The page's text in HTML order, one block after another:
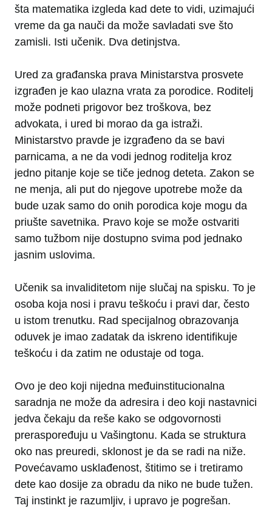
šta matematika izgleda kad dete to vidi, uzimajući
vreme da ga nauči da može savladati sve što
zamisli. Isti učenik. Dva detinjstva.
Ured za građanska prava Ministarstva prosvete
izgrađen je kao ulazna vrata za porodice. Roditelj
može podneti prigovor bez troškova, bez
advokata, i ured bi morao da ga istraži.
Ministarstvo pravde je izgrađeno da se bavi
parnicama, a ne da vodi jednog roditelja kroz
jedno pitanje koje se tiče jednog deteta. Zakon se
ne menja, ali put do njegove upotrebe može da
bude uzak samo do onih porodica koje mogu da
priušte savetnika. Pravo koje se može ostvariti
samo tužbom nije dostupno svima pod jednako
jasnim uslovima.
Učenik sa invaliditetom nije slučaj na spisku. To je
osoba koja nosi i pravu teškoću i pravi dar, često
u istom trenutku. Rad specijalnog obrazovanja
oduvek je imao zadatak da iskreno identifikuje
teškoću i da zatim ne odustaje od toga.
Ovo je deo koji nijedna međuinstitucionalna
saradnja ne može da adresira i deo koji nastavnici
jedva čekaju da reše kako se odgovornosti
preraspoređuju u Vašingtonu. Kada se struktura
oko nas preuredi, sklonost je da se radi na niže.
Povećavamo usklađenost, štitimo se i tretiramo
dete kao dosije za obradu da niko ne bude tužen.
Taj instinkt je razumljiv, i upravo je pogrešan.